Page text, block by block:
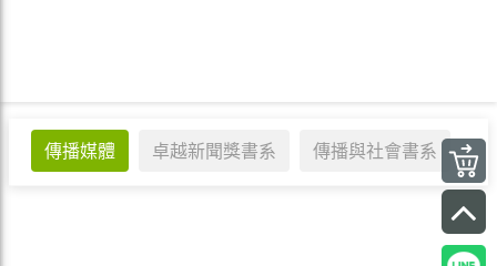
傳播媒體 卓越新聞獎書系 傳播與社會書系